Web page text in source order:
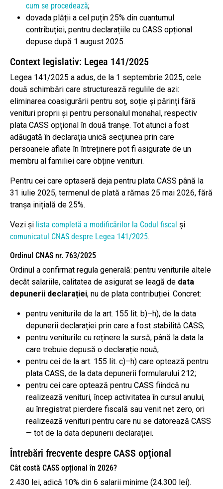
cum se procedează;
dovada plății a cel puțin 25% din cuantumul
contribuției, pentru declarațiile cu CASS opțional
depuse după 1 august 2025.
Context legislativ: Legea 141/2025
Legea 141/2025 a adus, de la 1 septembrie 2025, cele
două schimbări care structurează regulile de azi:
eliminarea coasigurării pentru soț, soție și părinți fără
venituri proprii și pentru personalul monahal, respectiv
plata CASS opțional în două tranșe. Tot atunci a fost
adăugată în declarația unică secțiunea prin care
persoanele aflate în întreținere pot fi asigurate de un
membru al familiei care obține venituri.
Pentru cei care optaseră deja pentru plata CASS până la
31 iulie 2025, termenul de plată a rămas 25 mai 2026, fără
tranșa inițială de 25%.
Vezi și lista completă a modificărilor la Codul fiscal și
comunicatul CNAS despre Legea 141/2025.
Ordinul CNAS nr. 763/2025
Ordinul a confirmat regula generală: pentru veniturile altele
decât salariile, calitatea de asigurat se leagă de data
depunerii declarației, nu de plata contribuției. Concret:
pentru veniturile de la art. 155 lit. b)–h), de la data
depunerii declarației prin care a fost stabilită CASS;
pentru veniturile cu reținere la sursă, până la data la
care trebuie depusă o declarație nouă;
pentru cei de la art. 155 lit. c)–h) care optează pentru
plata CASS, de la data depunerii formularului 212;
pentru cei care optează pentru CASS fiindcă nu
realizează venituri, încep activitatea în cursul anului,
au înregistrat pierdere fiscală sau venit net zero, ori
realizează venituri pentru care nu se datorează CASS
— tot de la data depunerii declarației.
Întrebări frecvente despre CASS opțional
Cât costă CASS opțional în 2026?
2.430 lei, adică 10% din 6 salarii minime (24.300 lei).